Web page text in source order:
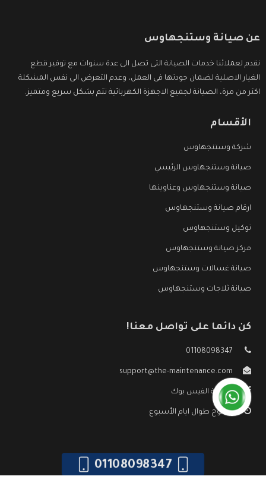
عن صيانة وستنجهاوس
نقدم لعملائنا خدمات الصيانة التى تصل الى عدة سنوات مع توفير قطع
الغيار الاصلية لضمان جودتها فى العمل، وعدم التعرض الى نفس المشكلة
اكثر من مرة، الصيانة لجميع الاجهزة الكهربائية تتم بشكل سريع ومتميز.
الأقسام
شركة وستنجهاوس
صيانة وستنجهاوس الرئيسي
صيانة وستنجهاوس وعناوينها
ارقام صيانة وستنجهاوس
توكيل وستنجهاوس
مركز صيانة وستنجهاوس
صيانة غسالات وستنجهاوس
صيانة ثلاجات وستنجهاوس
كن دائما على تواصل معنا!
01108098347
support@the-maintenance.com
صفحة الفيس بوك
مفتوح طوال ايام الأسبوع
01108098347